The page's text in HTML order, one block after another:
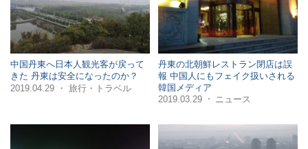
中国丹東へ日本人観光客が戻って
きた 丹東は安全になったのか？
2019.04.29 ・ 旅行・トラベル
丹東の北朝鮮レストラン閉店は誤
報 中国人にもフェイク扱いされる
韓国メディア
2019.03.29
・ ニュース